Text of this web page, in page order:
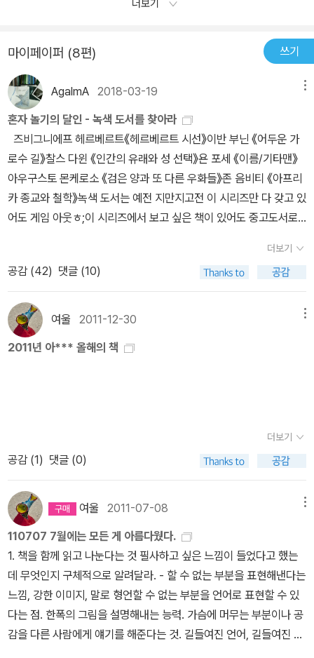
더보기
마이페이퍼 (8편) 쓰기
AgalmA 2018-03-19
혼자 놀기의 달인 - 녹색 도서를 찾아라
즈비그니에프 헤르베르트《헤르베르트 시선》이반 부닌 《어두운 가
로수 길》찰스 다윈 《인간의 유래와 성 선택》욘 포세 《이름/기타맨》
아우구스토 몬케로소 《검은 양과 또 다른 우화들》존 음비티 《아프리
카 종교와 철학》녹색 도서는 예전 지만지고전 이 시리즈만 다 갖고 있
어도 게임 아웃ㅎ;이 시리즈에서 보고 싶은 책이 있어도 중고도서로
중 《거미는 영영 돼지를 만나지 못한다》함성호 《聖 타지마할》김행
숙 《사춘기》이성복 《아, 입이 없는 것들》황지우 《어느 날 나는 흐린
酒店에 앉아 있을 거다》김태동 《청춘》박용하 《영혼의 북쪽》김기택
《소》문학과 지성사는 시즌마다 테두리 색을 바꾸는데 녹색 테두리가
가장 많지 않나 싶다?지만지와 마찬가지로 녹색 도서 top 이
그 《선과 모터사이클 관리술》김태용 《풀밭 위의 돼지》이인성 《미쳐
버리고 싶은 미쳐지지 않는》르 클레지오 《침묵》한병철 《심리정치》
식의 사회사 1》페르디낭 드 소쉬르 《일반언어학 강의》, 《소쉬르의 마
지막 강의》질 들뢰즈 《니체와 철학》장 보드리야르 《시뮬라시옹》민
음사 작가노트_공기 도미노 귀스타브 플로베르 《감정 교
육》'「감정교육」의 프레데릭은 바로 나입니다' ㅡ마르셀 프루스트 플
로베르는 '「보바리 부인」의 엠마는 나입니다.'라고도 했지ㅎ마르셀 푸
르스트 《잃어버린 시간을 찾아서 1》가즈오 이시구로 《부유하는 세상
의 화가》비톨트 곰브로비치 《페르디두르케》 ,《코스모스》토머스 핀
천 《제49호 품목의 경매》(이거 빨간도서에 넣을 걸ㅎ 책 찾다 보니
더보기
공감 (42) 댓글 (10)
여울 2011-12-30
2011년 아*** 올해의 책
더보기
공감 (1) 댓글 (0)
여울 2011-07-08
110707 7월에는 모든 게 아름다웠다.
1. 책을 함께 읽고 나눈다는 것 필사하고 싶은 느낌이 들었다고 했는
데 무엇인지 구체적으로 알려달라. - 할 수 없는 부분을 표현해낸다는
느낌, 강한 이미지, 말로 형언할 수 없는 부분을 언어로 표현할 수 있
다는 점. 한폭의 그림을 설명해내는 능력. 가슴에 머무는 부분이나 공
감을 다른 사람에게 얘기를 해준다는 것. 길들여진 언어, 길들여진 배